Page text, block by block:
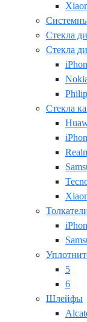
Стекла
Стекла
Стекла
5
6
Шлейфы